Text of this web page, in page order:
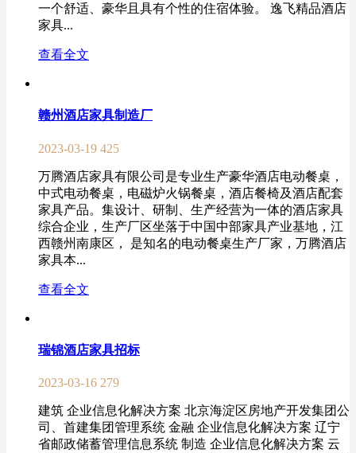
一个舒适、豪华且具有个性的住宿体验。 逸飞精品酒店
家具...
查看全文
赣州酒店家具制造厂
2023-03-19 425
万腾酒店家具有限公司是专业生产豪华酒店电动餐桌，
中式电动餐桌，电磁炉火锅餐桌，酒店餐椅及酒店配套
家具产品。集设计、研制、生产经营为一体的酒店家具
综合企业，生产厂区坐落于中国中部家具产业基地，江
西赣州南康区， 是知名的电动餐桌生产厂家，万腾酒店
家具本...
查看全文
瑞锦酒店家具招标
2023-03-16 279
建筑 企业信息化解决方案 北京海淀区房地产开发集团公
司、首建集团管理系统 金融 企业信息化解决方案 辽宁
省邮政储蓄管理信息系统 制造 企业信息化解决方案 云